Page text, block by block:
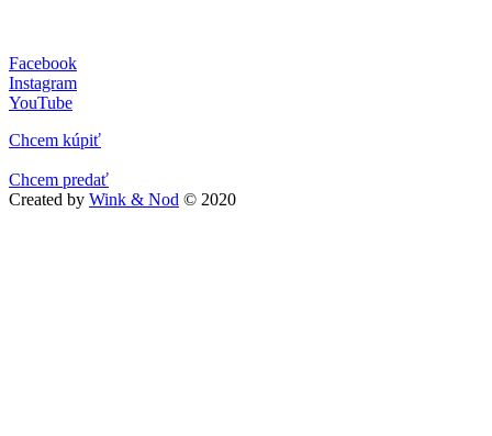
Facebook
Instagram
YouTube
Chcem kúpiť
Chcem predať
Created by Wink & Nod © 2020